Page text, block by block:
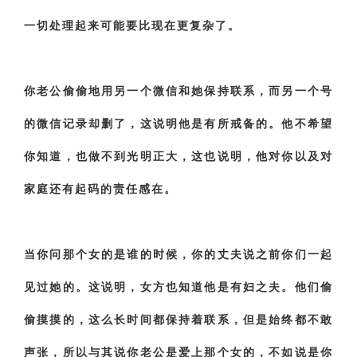
一切处理起来可能要比现在更复杂了。
你老公偷偷地用另一个微信和她保持联系，而另一个号
的微信记录却删了，这说明他是有所戒备的。他不希望
你知道，也做不到光明正大，这也说明，他对你以及对
家庭还有起码的责任感在。
当你问那个女的是谁的时候，你的丈夫说之前你们一起
见过她的。这说明，女方也知道他是有妇之夫。他们偷
偷摸摸的，这么长时间都保持着联系，但是始终都不敢
声张，所以与其说你老公是爱上那个女的，不如说是你